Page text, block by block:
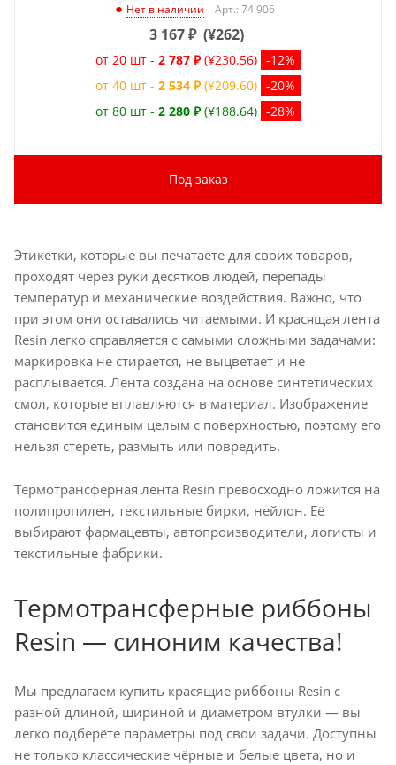
Нет в наличии Арт.: 74 906
3 167₽ (¥262)
от 20 шт - 2 787 ₽ (¥230.56) -12%
от 40 шт - 2 534 ₽ (¥209.60) -20%
от 80 шт - 2 280 ₽ (¥188.64) -28%
Под заказ
Этикетки, которые вы печатаете для своих товаров,
проходят через руки десятков людей, перепады
температур и механические воздействия. Важно, что
при этом они оставались читаемыми. И красящая лента
Resin легко справляется с самыми сложными задачами:
маркировка не стирается, не выцветает и не
расплывается. Лента создана на основе синтетических
смол, которые вплавляются в материал. Изображение
становится единым целым с поверхностью, поэтому его
нельзя стереть, размыть или повредить.
Термотрансферная лента Resin превосходно ложится на
полипропилен, текстильные бирки, нейлон. Её
выбирают фармацевты, автопроизводители, логисты и
текстильные фабрики.
Термотрансферные риббоны
Resin — синоним качества!
Мы предлагаем купить красящие риббоны Resin с
разной длиной, шириной и диаметром втулки — вы
легко подберёте параметры под свои задачи. Доступны
не только классические чёрные и белые цвета, но и